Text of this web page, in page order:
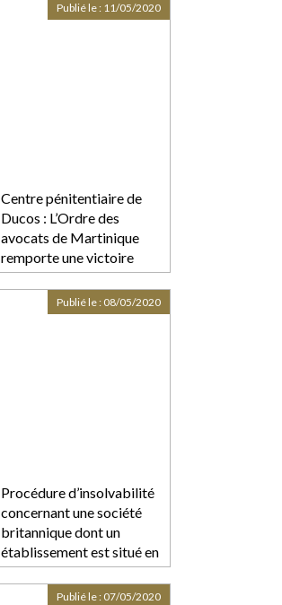
Centre pénitentiaire de
Ducos : L’Ordre des
avocats de Martinique
remporte une victoire
face à la ministre de la
Publié le : 11/05/2020
Procédure d’insolvabilité
concernant une société
britannique dont un
établissement est situé en
France
Publié le : 08/05/2020
Publié le : 07/05/2020